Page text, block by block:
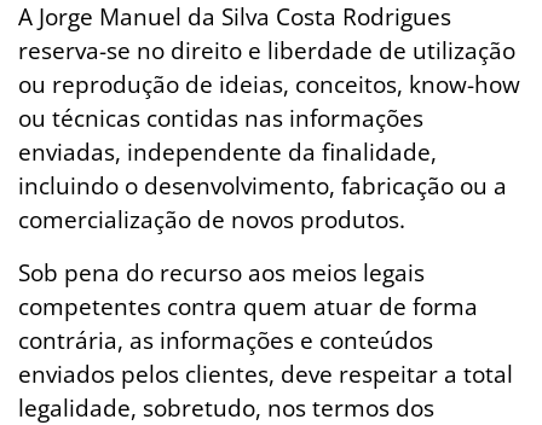
A Jorge Manuel da Silva Costa Rodrigues
reserva-se no direito e liberdade de utilização
ou reprodução de ideias, conceitos, know-how
ou técnicas contidas nas informações
enviadas, independente da finalidade,
incluindo o desenvolvimento, fabricação ou a
comercialização de novos produtos.
Sob pena do recurso aos meios legais
competentes contra quem atuar de forma
contrária, as informações e conteúdos
enviados pelos clientes, deve respeitar a total
legalidade, sobretudo, nos termos dos